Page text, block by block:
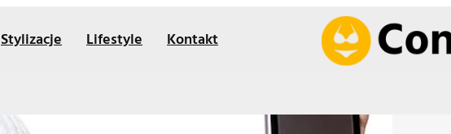
Stylizacje Lifestyle Kontakt